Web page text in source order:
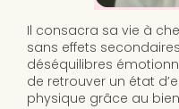
Il consacra sa vie à
sans effets
déséquilibres
de retrouver un état
physique grâce au